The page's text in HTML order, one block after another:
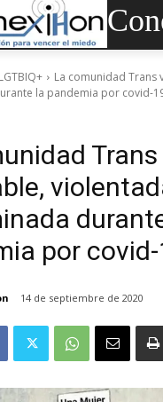
LGTBIQ+
La comunidad Trans
la pandemia por covid-
Trans
por
14 de septiembre de 2020